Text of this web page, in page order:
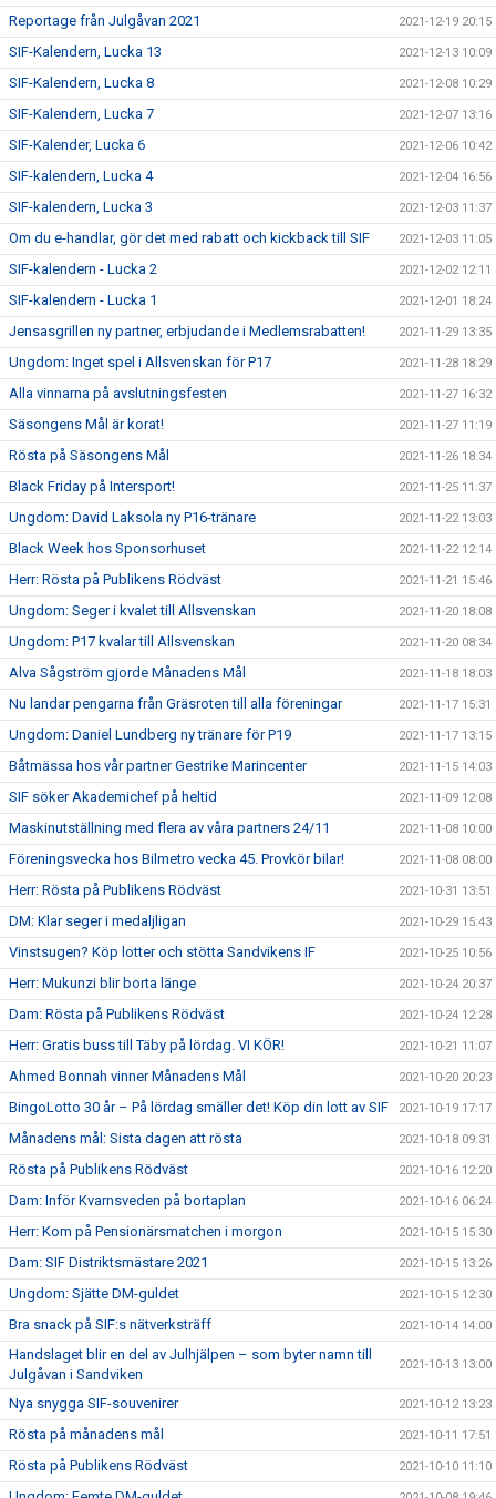
Reportage från Julgåvan 2021 2021-12-19 20:15
SIF-Kalendern, Lucka 13 2021-12-13 10:09
SIF-Kalendern, Lucka 8 2021-12-08 10:29
SIF-Kalendern, Lucka 7 2021-12-07 13:16
SIF-Kalender, Lucka 6 2021-12-06 10:42
SIF-kalendern, Lucka 4 2021-12-04 16:56
SIF-kalendern, Lucka 3 2021-12-03 11:37
Om du e-handlar, gör det med rabatt och kickback till SIF 2021-12-03 11:05
SIF-kalendern - Lucka 2 2021-12-02 12:11
SIF-kalendern - Lucka 1 2021-12-01 18:24
Jensasgrillen ny partner, erbjudande i Medlemsrabatten! 2021-11-29 13:35
Ungdom: Inget spel i Allsvenskan för P17 2021-11-28 18:29
Alla vinnarna på avslutningsfesten 2021-11-27 16:32
Säsongens Mål är korat! 2021-11-27 11:19
Rösta på Säsongens Mål 2021-11-26 18:34
Black Friday på Intersport! 2021-11-25 11:37
Ungdom: David Laksola ny P16-tränare 2021-11-22 13:03
Black Week hos Sponsorhuset 2021-11-22 12:14
Herr: Rösta på Publikens Rödväst 2021-11-21 15:46
Ungdom: Seger i kvalet till Allsvenskan 2021-11-20 18:08
Ungdom: P17 kvalar till Allsvenskan 2021-11-20 08:34
Alva Sågström gjorde Månadens Mål 2021-11-18 18:03
Nu landar pengarna från Gräsroten till alla föreningar 2021-11-17 15:31
Ungdom: Daniel Lundberg ny tränare för P19 2021-11-17 13:15
Båtmässa hos vår partner Gestrike Marincenter 2021-11-15 14:03
SIF söker Akademichef på heltid 2021-11-09 12:08
Maskinutställning med flera av våra partners 24/11 2021-11-08 10:00
Föreningsvecka hos Bilmetro vecka 45. Provkör bilar! 2021-11-08 08:00
Herr: Rösta på Publikens Rödväst 2021-10-31 13:51
DM: Klar seger i medaljligan 2021-10-29 15:43
Vinstsugen? Köp lotter och stötta Sandvikens IF 2021-10-25 10:56
Herr: Mukunzi blir borta länge 2021-10-24 20:37
Dam: Rösta på Publikens Rödväst 2021-10-24 12:28
Herr: Gratis buss till Täby på lördag. VI KÖR! 2021-10-21 11:07
Ahmed Bonnah vinner Månadens Mål 2021-10-20 20:23
BingoLotto 30 år – På lördag smäller det! Köp din lott av SIF 2021-10-19 17:17
Månadens mål: Sista dagen att rösta 2021-10-18 09:31
Rösta på Publikens Rödväst 2021-10-16 12:20
Dam: Inför Kvarnsveden på bortaplan 2021-10-16 06:24
Herr: Kom på Pensionärsmatchen i morgon 2021-10-15 15:30
Dam: SIF Distriktsmästare 2021 2021-10-15 13:26
Ungdom: Sjätte DM-guldet 2021-10-15 12:30
Bra snack på SIF:s nätverksträff 2021-10-14 14:00
Handslaget blir en del av Julhjälpen – som byter namn till
Julgåvan i Sandviken
2021-10-13 13:00
Nya snygga SIF-souvenirer 2021-10-12 13:23
Rösta på månadens mål 2021-10-11 17:51
Rösta på Publikens Rödväst 2021-10-10 11:10